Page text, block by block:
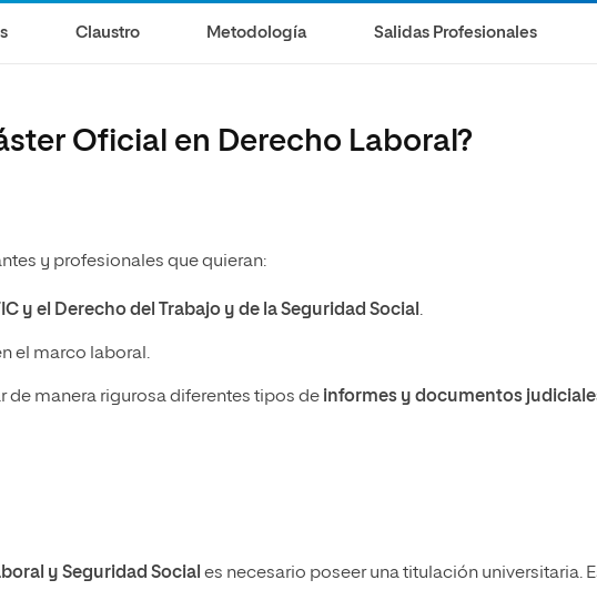
Claustro Metodología Salidas Profesionales
Oficial en Derecho Laboral?
y profesionales que quieran:
y el Derecho del Trabajo y de la Seguridad Social .
el marco laboral.
de manera rigurosa diferentes tipos de informes y documentos
y Seguridad Social es necesario poseer una titulación universitaria.